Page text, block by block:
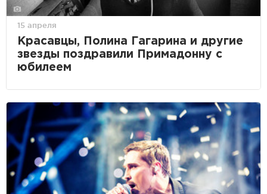
15 апреля
Красавцы, Полина Гагарина и другие
звезды поздравили Примадонну с
юбилеем